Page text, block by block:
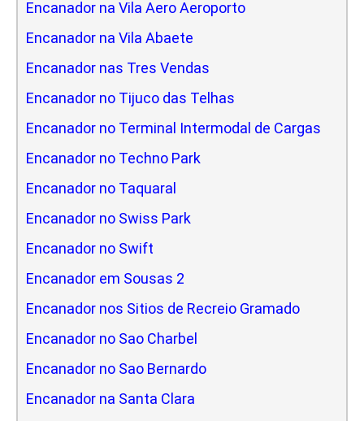
Encanador na Vila Aero Aeroporto
Encanador na Vila Abaete
Encanador nas Tres Vendas
Encanador no Tijuco das Telhas
Encanador no Terminal Intermodal de Cargas
Encanador no Techno Park
Encanador no Taquaral
Encanador no Swiss Park
Encanador no Swift
Encanador em Sousas 2
Encanador nos Sitios de Recreio Gramado
Encanador no Sao Charbel
Encanador no Sao Bernardo
Encanador na Santa Clara